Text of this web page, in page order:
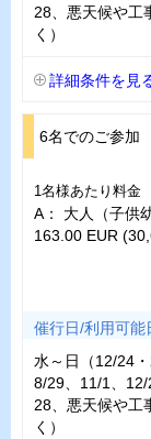
28、悪天候や工
く）
詳細条件を見
6名でのご参加
1名様あたり料金
A： 大人（子供
163.00 EUR
催行日/利用可能
水～日（12/24
8/29、11/1、
28、悪天候や工
く）